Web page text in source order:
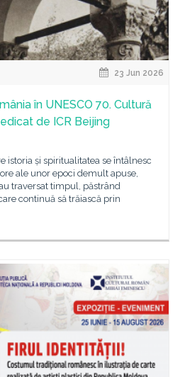
23 Jun 2026
în UNESCO 70. Cultură
de ICR Beijing
istoria și spiritualitatea se întâlnesc
ale unor epoci demult apuse,
traversat timpul, păstrând
continuă să trăiască prin